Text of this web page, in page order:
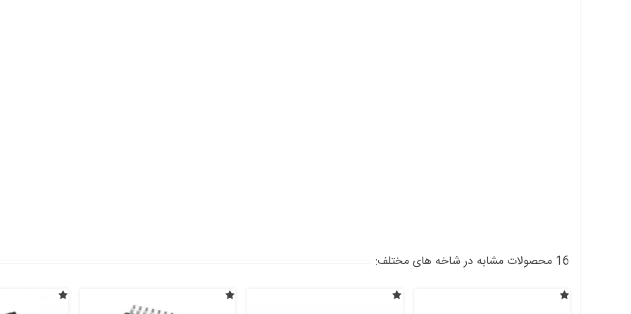
16 محصولات مشابه در شاخه های مختلف: